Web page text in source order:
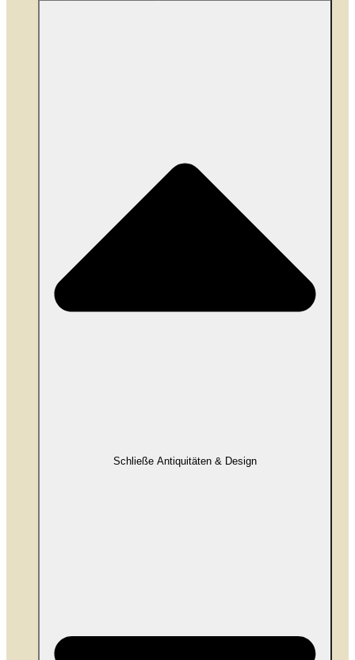
Schließe Antiquitäten & Design